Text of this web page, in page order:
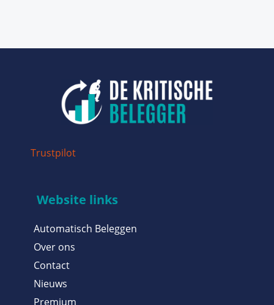
Trustpilot
Website links
Automatisch Beleggen
Over ons
Contact
Nieuws
Premium